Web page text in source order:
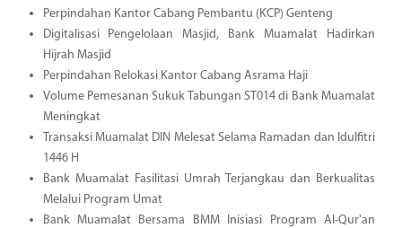
Perpindahan Kantor Cabang Pembantu (KCP) Genteng
Digitalisasi Pengelolaan Masjid, Bank Muamalat Hadirkan
Hijrah Masjid
Perpindahan Relokasi Kantor Cabang Asrama Haji
Volume Pemesanan Sukuk Tabungan ST014 di Bank Muamalat
Meningkat
Transaksi Muamalat DIN Melesat Selama Ramadan dan Idulfitri
1446 H
Bank Muamalat Fasilitasi Umrah Terjangkau dan Berkualitas
Melalui Program Umat
Bank Muamalat Bersama BMM Inisiasi Program Al-Qur'an